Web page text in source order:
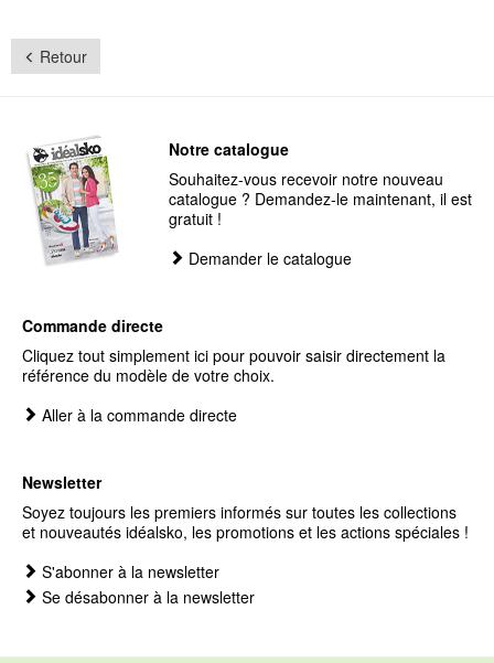
Retour
Notre catalogue
Souhaitez-vous recevoir notre nouveau
catalogue ? Demandez-le maintenant, il est
gratuit !
Demander le catalogue
Commande directe
Cliquez tout simplement ici pour pouvoir saisir directement la
référence du modèle de votre choix.
Aller à la commande directe
Newsletter
Soyez toujours les premiers informés sur toutes les collections
et nouveautés idéalsko, les promotions et les actions spéciales !
S'abonner à la newsletter
Se désabonner à la newsletter